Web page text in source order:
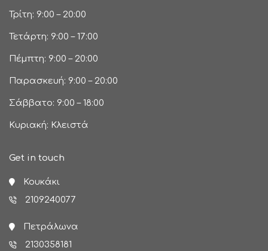
Τρίτη: 9:00 – 20:00
Τετάρτη: 9:00 – 17:00
Πέμπτη: 9:00 – 20:00
Παρασκευή: 9:00 – 20:00
Σάββατο: 9:00 – 18:00
Κυριακή: Κλειστά
Get in touch
Κουκάκι
2109240077
Πετράλωνα
2130358181